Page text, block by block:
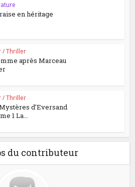
en héritage
/ Thriller
après Marceau
/ Thriller
d’Eversand
1 La...
du contributeur